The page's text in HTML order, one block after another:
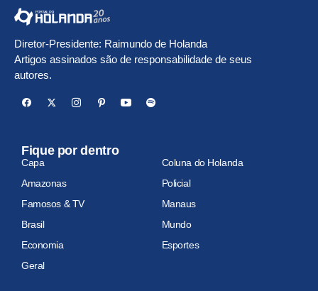
Diretor-Presidente: Raimundo de Holanda
Artigos assinados são de responsabilidade de seus
autores.
Fique por dentro
Capa
Coluna do Holanda
Amazonas
Policial
Famosos & TV
Manaus
Brasil
Mundo
Economia
Esportes
Geral